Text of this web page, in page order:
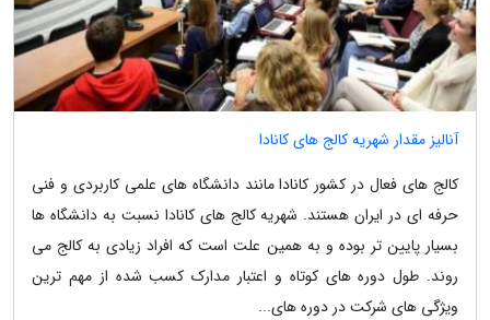
آنالیز مقدار شهریه کالج های کانادا
کالج های فعال در کشور کانادا مانند دانشگاه های علمی کاربردی و فنی
حرفه ای در ایران هستند. شهریه کالج های کانادا نسبت به دانشگاه ها
بسیار پایین تر بوده و به همین علت است که افراد زیادی به کالج می
روند. طول دوره های کوتاه و اعتبار مدارک کسب شده از مهم ترین
ویژگی های شرکت در دوره های...